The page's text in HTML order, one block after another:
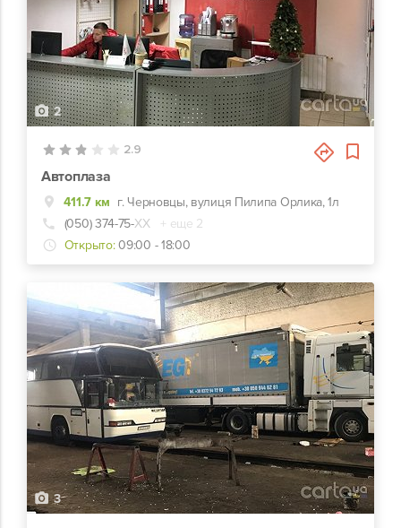
2
2.9
Автоплаза
411.7 км г. Черновцы, вулиця Пилипа Орлика, 1л
(050) 374-75-ХХ
+ еще 2
Открыто: 09:00 - 18:00
3